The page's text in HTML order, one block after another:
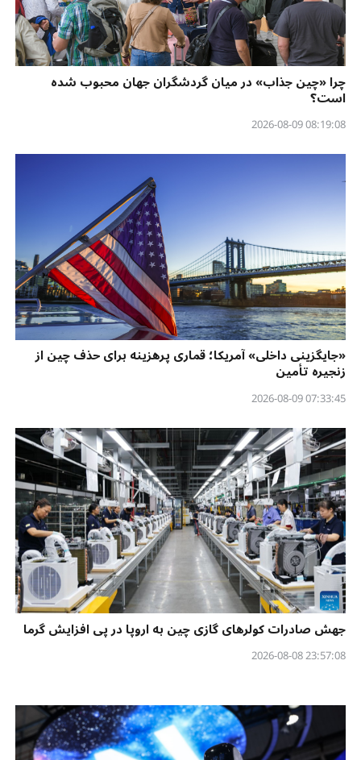
چرا «چین جذاب» در میان گردشگران جهان محبوب شده
است؟
08:19:08 2026-08-09
«جایگزینی داخلی» آمریکا؛ قماری پرهزینه برای حذف چین از
زنجیره تأمین
07:33:45 2026-08-09
جهش صادرات کولرهای گازی چین به اروپا در پی افزایش گرما
23:57:08 2026-08-08